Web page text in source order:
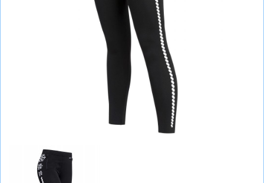
ШОЛОМИ, ЗАХИСТ, ОКУЛЯРИ
БІГ, ФІТНЕС, М'ЯЧІ
ТЕНІС, БАДМІНТОН
ТУРИЗМ